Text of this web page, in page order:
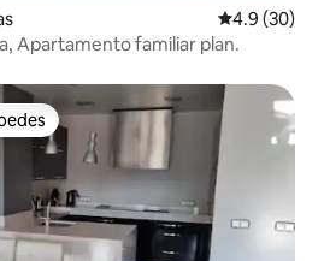
Calificación
4.9 (30)
Apartamento familiar plan.
entre huéspedes